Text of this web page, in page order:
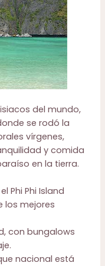
del mundo,
se rodó la
vírgenes,
y comida
en la tierra.
elPhi Phi Island
los mejores
, con bungalows
nacional está